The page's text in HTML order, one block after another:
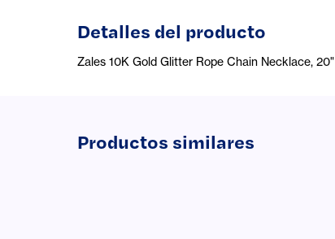
Detalles del producto
Zales 10K Gold Glitter Rope Chain Necklace, 20"
Productos similares